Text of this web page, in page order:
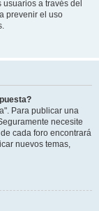
a través del
prevenir el uso
Para publicar una
necesite
cada foro encontrará
nuevos temas,